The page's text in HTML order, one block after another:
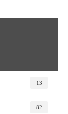
13
82